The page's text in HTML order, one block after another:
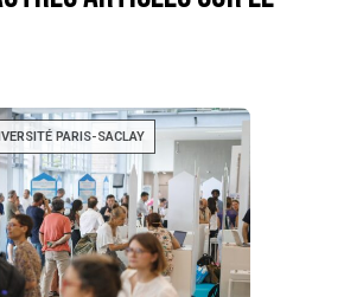
PARIS-SACLAY